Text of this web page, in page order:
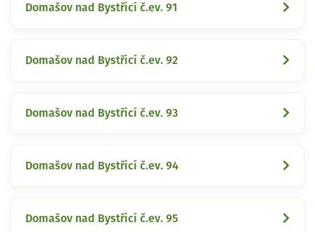
Domašov nad Bystřicí č.ev. 91
Domašov nad Bystřicí č.ev. 92
Domašov nad Bystřicí č.ev. 93
Domašov nad Bystřicí č.ev. 94
Domašov nad Bystřicí č.ev. 95